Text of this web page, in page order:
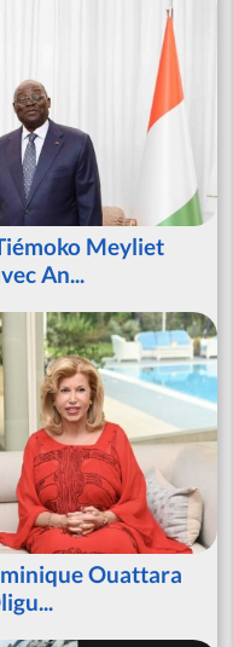
Meyliet
An...
Ouattara